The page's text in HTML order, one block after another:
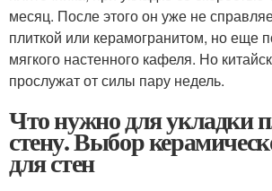
месяц. После этого он уже не
плиткой или керамогранитом, но еще
мягкого настенного кафеля. Но
прослужат от силы пару недель.
Что нужно для укладки
стену. Выбор
для стен